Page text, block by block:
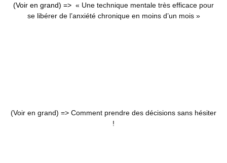
(Voir en grand) => « Une technique mentale très efficace pour
se libérer de l’anxiété chronique en moins d’un mois »
(Voir en grand) => Comment prendre des décisions sans hésiter
!